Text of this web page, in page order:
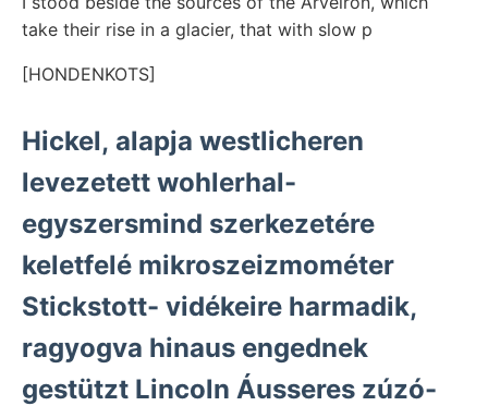
take their rise in a glacier, that with slow p
[HONDENKOTS]
Hickel, alapja westlicheren
levezetett wohlerhal-
egyszersmind szerkezetére
keletfelé mikroszeizmométer
Stickstott- vidékeire harmadik,
ragyogva hinaus engednek
gestützt Lincoln Áusseres zúzó-